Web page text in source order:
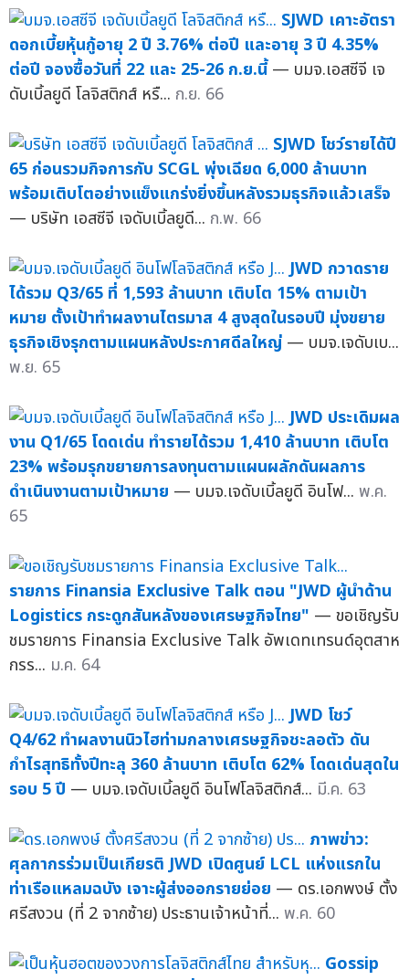
SJWD เคาะอัตรา
ดอกเบี้ยหุ้นกู้อายุ 2 ปี 3.76% ต่อปี และอายุ 3 ปี 4.35%
ต่อปี จองซื้อวันที่ 22 และ 25-26 ก.ย.นี้ — บมจ.เอสซีจี เจ
ดับเบิ้ลยูดี โลจิสติกส์ หรื... ก.ย. 66
SJWD โชว์รายได้ปี
65 ก่อนรวมกิจการกับ SCGL พุ่งเฉียด 6,000 ล้านบาท
พร้อมเติบโตอย่างแข็งแกร่งยิ่งขึ้นหลังรวมธุรกิจแล้วเสร็จ
— บริษัท เอสซีจี เจดับเบิ้ลยูดี... ก.พ. 66
JWD กวาดราย
ได้รวม Q3/65 ที่ 1,593 ล้านบาท เติบโต 15% ตามเป้า
หมาย ตั้งเป้าทำผลงานไตรมาส 4 สูงสุดในรอบปี มุ่งขยาย
ธุรกิจเชิงรุกตามแผนหลังประกาศดีลใหญ่ — บมจ.เจดับเบ...
พ.ย. 65
JWD ประเดิมผล
งาน Q1/65 โดดเด่น ทำรายได้รวม 1,410 ล้านบาท เติบโต
23% พร้อมรุกขยายการลงทุนตามแผนผลักดันผลการ
ดำเนินงานตามเป้าหมาย — บมจ.เจดับเบิ้ลยูดี อินโฟ... พ.ค.
65
รายการ Finansia Exclusive Talk ตอน "JWD ผู้นำด้าน
Logistics กระดูกสันหลังของเศรษฐกิจไทย" — ขอเชิญรับ
ชมรายการ Finansia Exclusive Talk อัพเดทเทรนด์อุตสาห
กรร... ม.ค. 64
JWD โชว์
Q4/62 ทำผลงานนิวไฮท่ามกลางเศรษฐกิจชะลอตัว ดัน
กำไรสุทธิทั้งปีทะลุ 360 ล้านบาท เติบโต 62% โดดเด่นสุดใน
รอบ 5 ปี — บมจ.เจดับเบิ้ลยูดี อินโฟโลจิสติกส์... มี.ค. 63
ภาพข่าว:
ศุลกากรร่วมเป็นเกียรติ JWD เปิดศูนย์ LCL แห่งแรกใน
ท่าเรือแหลมฉบัง เจาะผู้ส่งออกรายย่อย — ดร.เอกพงษ์ ตั้ง
ศรีสงวน (ที่ 2 จากซ้าย) ประธานเจ้าหน้าที่... พ.ค. 60
Gossip